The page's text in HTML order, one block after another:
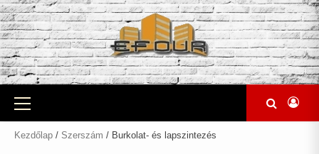
Skip
to
content
Primary
Menu
Kezdőlap / Szerszám / Burkolat- és lapszintezés